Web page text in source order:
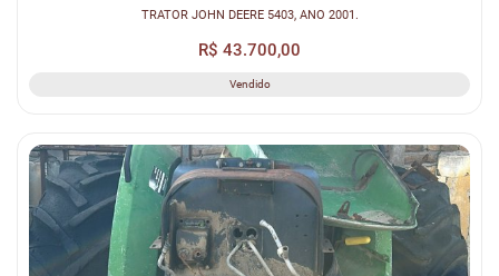
TRATOR JOHN DEERE 5403, ANO 2001.
R$ 43.700,00
Vendido